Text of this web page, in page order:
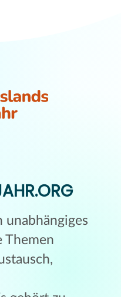
unabhängiges
Themen